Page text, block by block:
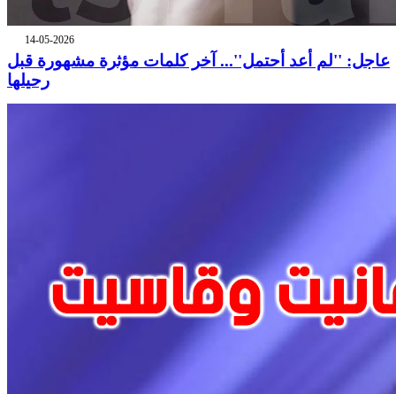
14-05-2026
عاجل: ''لم أعد أحتمل''... آخر كلمات مؤثرة مشهورة قبل
رحيلها